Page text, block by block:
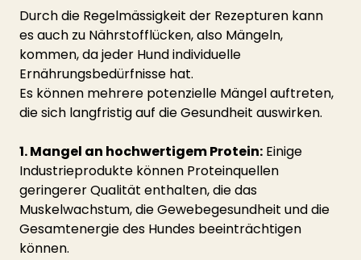
Durch die Regelmässigkeit der Rezepturen kann
es auch zu Nährstofflücken, also Mängeln,
kommen, da jeder Hund individuelle
Ernährungsbedürfnisse hat.
Es können mehrere potenzielle Mängel auftreten,
die sich langfristig auf die Gesundheit auswirken.
1. Mangel an hochwertigem Protein: Einige
Industrieprodukte können Proteinquellen
geringerer Qualität enthalten, die das
Muskelwachstum, die Gewebegesundheit und die
Gesamtenergie des Hundes beeinträchtigen
können.